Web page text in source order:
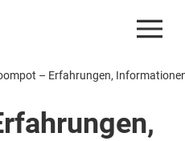
– Erfahrungen,